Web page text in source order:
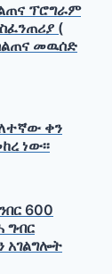
ፕሮግራም
(
መዉሰድ
ቀን
ነው፡፡
600
ግብር
አገልግሎት